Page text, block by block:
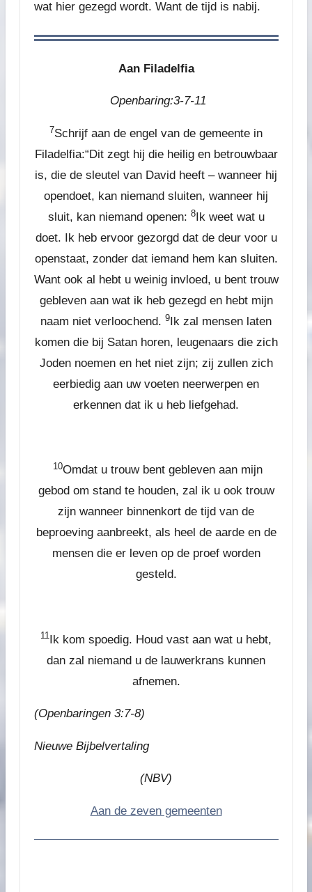
wat hier gezegd wordt. Want de tijd is nabij.
Aan Filadelfia
Openbaring:3-7-11
7Schrijf aan de engel van de gemeente in
Filadelfia:“Dit zegt hij die heilig en betrouwbaar
is, die de sleutel van David heeft – wanneer hij
opendoet, kan niemand sluiten, wanneer hij
sluit, kan niemand openen: 8Ik weet wat u
doet. Ik heb ervoor gezorgd dat de deur voor u
openstaat, zonder dat iemand hem kan sluiten.
Want ook al hebt u weinig invloed, u bent trouw
gebleven aan wat ik heb gezegd en hebt mijn
naam niet verloochend. 9Ik zal mensen laten
komen die bij Satan horen, leugenaars die zich
Joden noemen en het niet zijn; zij zullen zich
eerbiedig aan uw voeten neerwerpen en
erkennen dat ik u heb liefgehad.
10Omdat u trouw bent gebleven aan mijn
gebod om stand te houden, zal ik u ook trouw
zijn wanneer binnenkort de tijd van de
beproeving aanbreekt, als heel de aarde en de
mensen die er leven op de proef worden
gesteld.
11Ik kom spoedig. Houd vast aan wat u hebt,
dan zal niemand u de lauwerkrans kunnen
afnemen.
(Openbaringen 3:7-8)
Nieuwe Bijbelvertaling
(NBV)
Aan de zeven gemeenten